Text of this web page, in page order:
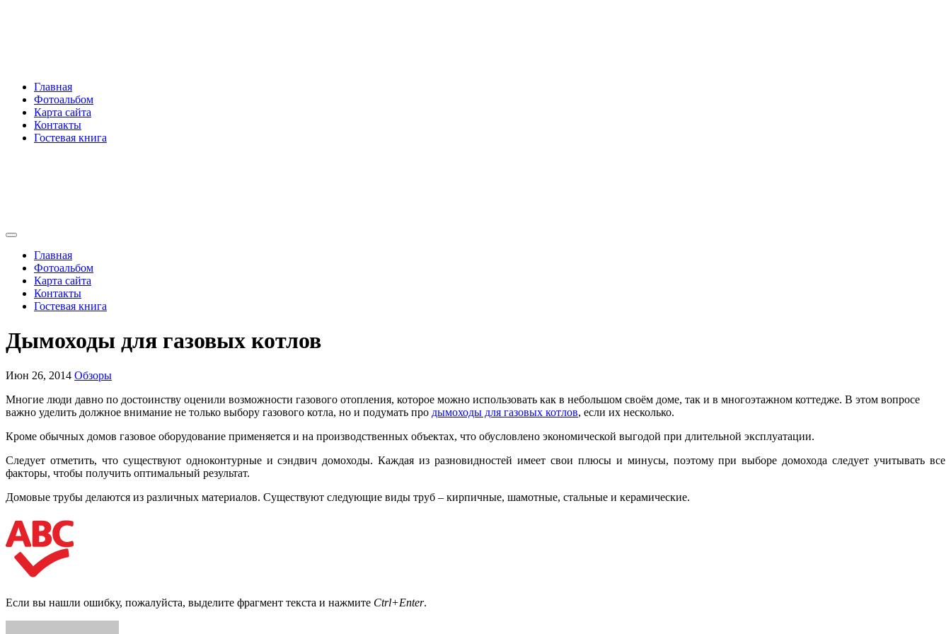
Главная
Фотоальбом
Карта сайта
Контакты
Гостевая книга
Главная
Фотоальбом
Карта сайта
Контакты
Гостевая книга
Дымоходы для газовых котлов
Июн 26, 2014 Обзоры
Многие люди давно по достоинству оценили возможности газового отопления, которое можно использовать как в небольшом своём доме, так и в многоэтажном коттедже. В этом вопросе
важно уделить должное внимание не только выбору газового котла, но и подумать про дымоходы для газовых котлов, если их несколько.
Кроме обычных домов газовое оборудование применяется и на производственных объектах, что обусловлено экономической выгодой при длительной эксплуатации.
Следует отметить, что существуют одноконтурные и сэндвич домоходы. Каждая из разновидностей имеет свои плюсы и минусы, поэтому при выборе домохода следует учитывать все
факторы, чтобы получить оптимальный результат.
Домовые трубы делаются из различных материалов. Существуют следующие виды труб – кирпичные, шамотные, стальные и керамические.
Если вы нашли ошибку, пожалуйста, выделите фрагмент текста и нажмите Ctrl+Enter.